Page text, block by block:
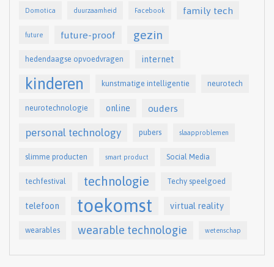
Domotica duurzaamheid Facebook family tech
future future-proof gezin
hedendaagse opvoedvragen internet
kinderen kunstmatige intelligentie neurotech
neurotechnologie online ouders
personal technology pubers slaapproblemen
slimme producten smart product Social Media
techfestival technologie Techy speelgoed
telefoon toekomst virtual reality
wearables wearable technologie wetenschap